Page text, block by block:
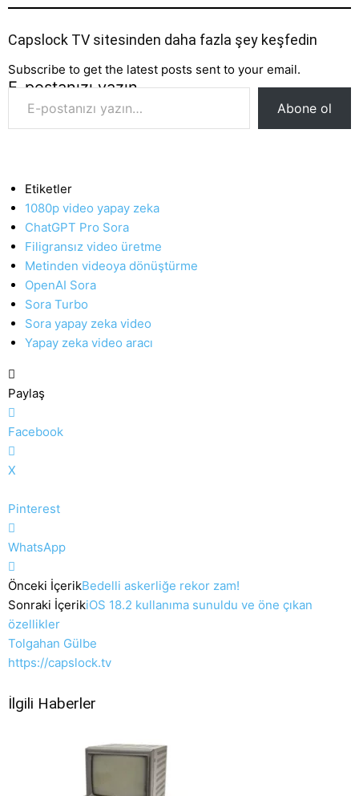
Capslock TV sitesinden daha fazla şey keşfedin
Subscribe to get the latest posts sent to your email.
E-postanızı yazın…
Abone ol
Etiketler
1080p video yapay zeka
ChatGPT Pro Sora
Filigransız video üretme
Metinden videoya dönüştürme
OpenAI Sora
Sora Turbo
Sora yapay zeka video
Yapay zeka video aracı
Paylaş
Facebook
X
Pinterest
WhatsApp
Önceki İçerikBedelli askerliğe rekor zam!
Sonraki İçerikiOS 18.2 kullanıma sunuldu ve öne çıkan
özellikler
Tolgahan Gülbe
https://capslock.tv
İlgili Haberler